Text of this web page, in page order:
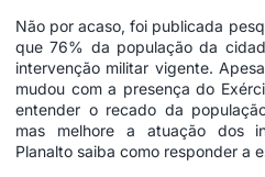
Não por acaso, foi publicada
que 76% da população da
intervenção militar vigente.
mudou com a presença do
entender o recado da
mas melhore a atuação dos
Planalto saiba como responder a